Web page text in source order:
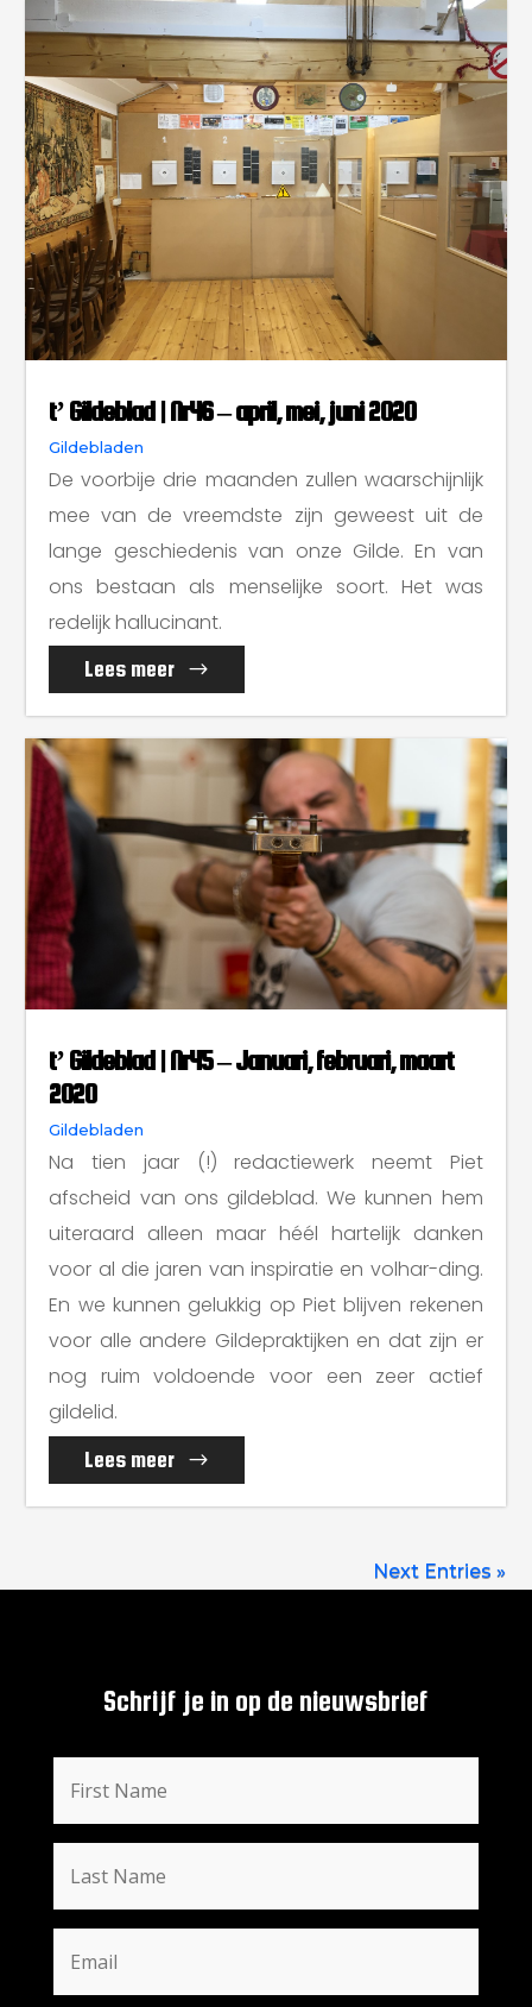
vrijwilligers en de biervoorraad moest heel goed in
het oog gehouden worden of we hadden te weinig.
Verder zijn we naar Duitsland geweest en een beetje
naar de Middeleeuwen. En tussendoor hebben we
lekker gegeten en gedronken. Kortom, het was druk.
En dan is er ook nog eens flink geschoten. Wat
verwacht je anders in een kruisbooggilde?
Curieus? Lees er alles over in dit Gildenblad.
Lees meer
t’ Gildeblad | Nr46 – april, mei, juni 2020
Gildebladen
De voorbije drie maanden zullen waarschijnlijk
mee van de vreemdste zijn geweest uit de
lange geschiedenis van onze Gilde. En van
ons bestaan als menselijke soort. Het was
redelijk hallucinant.
Lees meer
t’ Gildeblad | Nr45 – Januari, februari, maart
2020
Gildebladen
Na tien jaar (!) redactiewerk neemt Piet
afscheid van ons gildeblad. We kunnen hem
uiteraard alleen maar héél hartelijk danken
voor al die jaren van inspiratie en volhar-ding.
En we kunnen gelukkig op Piet blijven rekenen
voor alle andere Gildepraktijken en dat zijn er
nog ruim voldoende voor een zeer actief
gildelid.
Lees meer
Next Entries »
Schrijf je in op de nieuwsbrief